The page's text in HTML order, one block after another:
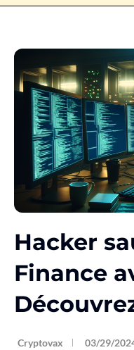
Hacker
Finance
Cryptovax 03/29/